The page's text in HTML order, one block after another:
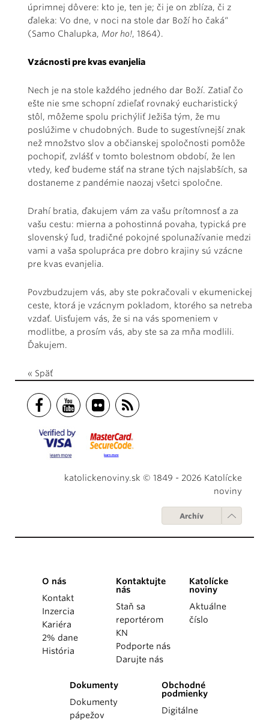
úprimnej dôvere: kto je, ten je; či je on zblíza, či z
ďaleka: Vo dne, v noci na stole dar Boží ho čaká“
(Samo Chalupka, Mor ho!, 1864).
Vzácnosti pre kvas evanjelia
Nech je na stole každého jedného dar Boží. Zatiaľ čo
ešte nie sme schopní zdieľať rovnaký eucharistický
stôl, môžeme spolu prichýliť Ježiša tým, že mu
poslúžime v chudobných. Bude to sugestívnejší znak
než množstvo slov a občianskej spoločnosti pomôže
pochopiť, zvlášť v tomto bolestnom období, že len
vtedy, keď budeme stáť na strane tých najslabších, sa
dostaneme z pandémie naozaj všetci spoločne.
Drahí bratia, ďakujem vám za vašu prítomnosť a za
vašu cestu: mierna a pohostinná povaha, typická pre
slovenský ľud, tradičné pokojné spolunažívanie medzi
vami a vaša spolupráca pre dobro krajiny sú vzácne
pre kvas evanjelia.
Povzbudzujem vás, aby ste pokračovali v ekumenickej
ceste, ktorá je vzácnym pokladom, ktorého sa netreba
vzdať. Uisťujem vás, že si na vás spomeniem v
modlitbe, a prosím vás, aby ste sa za mňa modlili.
Ďakujem.
« Späť
katolickenoviny.sk © 1849 - 2026 Katolícke
noviny
Archív
O nás
Kontakt
Inzercia
Kariéra
2% dane
História
Kontaktujte
nás
Staň sa
reportérom
KN
Podporte nás
Darujte nás
Katolícke
noviny
Aktuálne
číslo
Dokumenty
Dokumenty
pápežov
Obchodné
podmienky
Digitálne